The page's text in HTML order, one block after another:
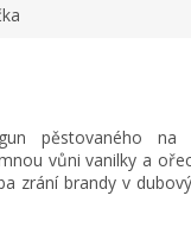
pěstovaného na
vůni vanilky a
zrání brandy v